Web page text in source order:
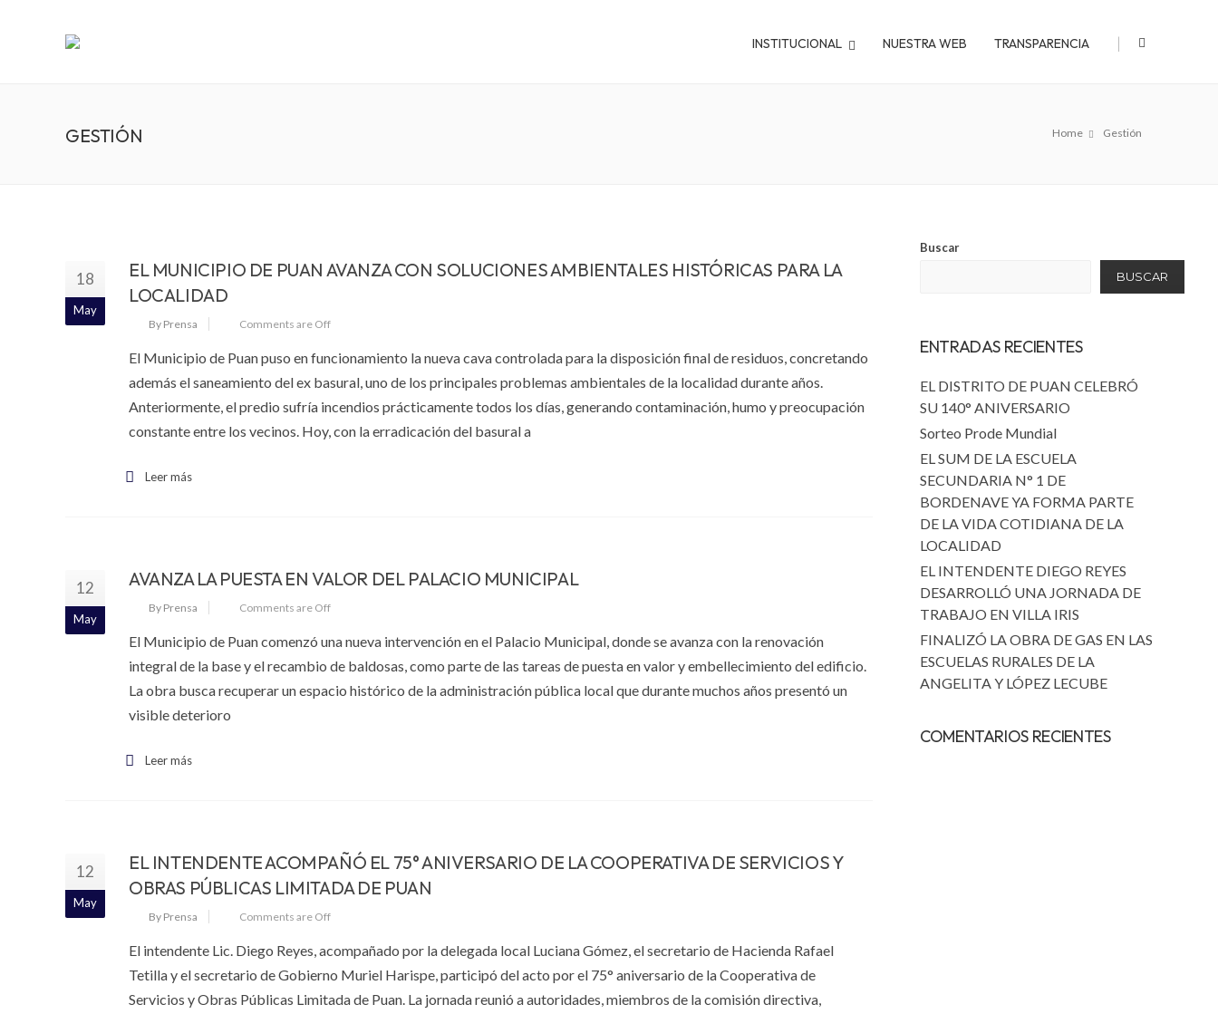
INSTITUCIONAL NUESTRA WEB TRANSPARENCIA |
Home Gestión
GESTIÓN
18
May
EL MUNICIPIO DE PUAN AVANZA CON SOLUCIONES AMBIENTALES HISTÓRICAS PARA LA
LOCALIDAD
By Prensa Comments are Off
El Municipio de Puan puso en funcionamiento la nueva cava controlada para la disposición final de residuos, concretando
además el saneamiento del ex basural, uno de los principales problemas ambientales de la localidad durante años.
Anteriormente, el predio sufría incendios prácticamente todos los días, generando contaminación, humo y preocupación
constante entre los vecinos. Hoy, con la erradicación del basural a
Leer más
12
May
AVANZA LA PUESTA EN VALOR DEL PALACIO MUNICIPAL
By Prensa Comments are Off
El Municipio de Puan comenzó una nueva intervención en el Palacio Municipal, donde se avanza con la renovación
integral de la base y el recambio de baldosas, como parte de las tareas de puesta en valor y embellecimiento del edificio.
La obra busca recuperar un espacio histórico de la administración pública local que durante muchos años presentó un
visible deterioro
Leer más
12
May
EL INTENDENTE ACOMPAÑÓ EL 75° ANIVERSARIO DE LA COOPERATIVA DE SERVICIOS Y
OBRAS PÚBLICAS LIMITADA DE PUAN
By Prensa Comments are Off
El intendente Lic. Diego Reyes, acompañado por la delegada local Luciana Gómez, el secretario de Hacienda Rafael
Tetilla y el secretario de Gobierno Muriel Harispe, participó del acto por el 75° aniversario de la Cooperativa de
Servicios y Obras Públicas Limitada de Puan. La jornada reunió a autoridades, miembros de la comisión directiva,
Buscar
BUSCAR
ENTRADAS RECIENTES
EL DISTRITO DE PUAN CELEBRÓ
SU 140° ANIVERSARIO
Sorteo Prode Mundial
EL SUM DE LA ESCUELA
SECUNDARIA N° 1 DE
BORDENAVE YA FORMA PARTE
DE LA VIDA COTIDIANA DE LA
LOCALIDAD
EL INTENDENTE DIEGO REYES
DESARROLLÓ UNA JORNADA DE
TRABAJO EN VILLA IRIS
FINALIZÓ LA OBRA DE GAS EN LAS
ESCUELAS RURALES DE LA
ANGELITA Y LÓPEZ LECUBE
COMENTARIOS RECIENTES